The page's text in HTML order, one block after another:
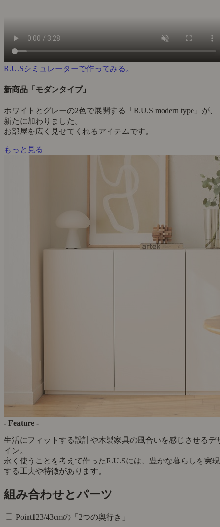
R.U.Sシミュレーターで作ってみる。
新商品「モダンタイプ」
ホワイトとグレーの2色で展開する「R.U.S modern type」が、
新たに加わりました。
お部屋を広く見せてくれるアイテムです。
もっと見る
- Feature -
生活にフィットする設計や木製家具の風合いを感じさせるデ
イン。
永く使うことを考えて作ったR.U.Sには、豊かな暮らしを実現
する工夫や特徴があります。
組み合わせとパーツ
Point123/43cmの「2つの奥行き」